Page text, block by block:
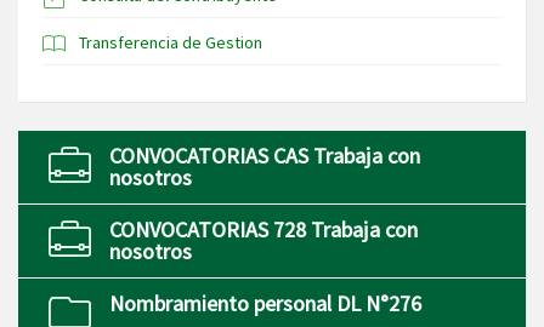
Transferencia de Gestion
CONVOCATORIAS CAS Trabaja con
nosotros
CONVOCATORIAS 728 Trabaja con
nosotros
Nombramiento personal DL N°276